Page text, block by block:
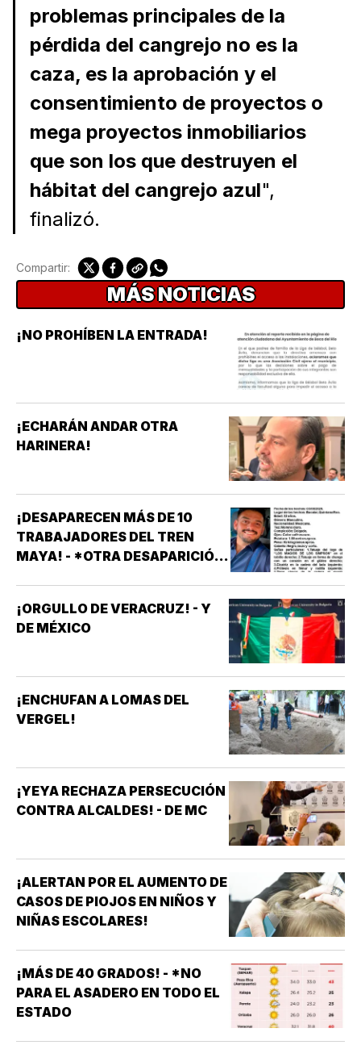
problemas principales de la
pérdida del cangrejo no es la
caza, es la aprobación y el
consentimiento de proyectos o
mega proyectos inmobiliarios
que son los que destruyen el
hábitat del cangrejo azul",
finalizó.
Compartir:
MÁS NOTICIAS
¡NO PROHÍBEN LA ENTRADA!
¡ECHARÁN ANDAR OTRA
HARINERA!
¡DESAPARECEN MÁS DE 10
TRABAJADORES DEL TREN
MAYA! - *OTRA DESAPARICIÓN
¡ORGULLO DE VERACRUZ! - Y
DE MÉXICO
¡ENCHUFAN A LOMAS DEL
VERGEL!
¡YEYA RECHAZA PERSECUCIÓN
CONTRA ALCALDES! - DE MC
¡ALERTAN POR EL AUMENTO DE
CASOS DE PIOJOS EN NIÑOS Y
NIÑAS ESCOLARES!
¡MÁS DE 40 GRADOS! - *NO
PARA EL ASADERO EN TODO EL
ESTADO